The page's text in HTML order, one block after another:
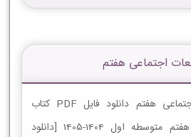
اجتماعی هفتم
دانلود کتاب مطالعات اجتماعی هفتم دانلود فایل PDF کتاب
مطالعات اجتماعی پایه هفتم متوسطه اول 1404-1405 [دانلود